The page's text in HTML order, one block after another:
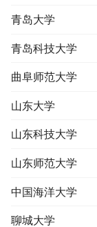
青岛大学
青岛科技大学
曲阜师范大学
山东大学
山东科技大学
山东师范大学
中国海洋大学
聊城大学